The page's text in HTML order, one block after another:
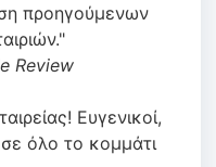
προηγούμενων
Review
Ευγενικοί,
σε όλο το κομμάτι